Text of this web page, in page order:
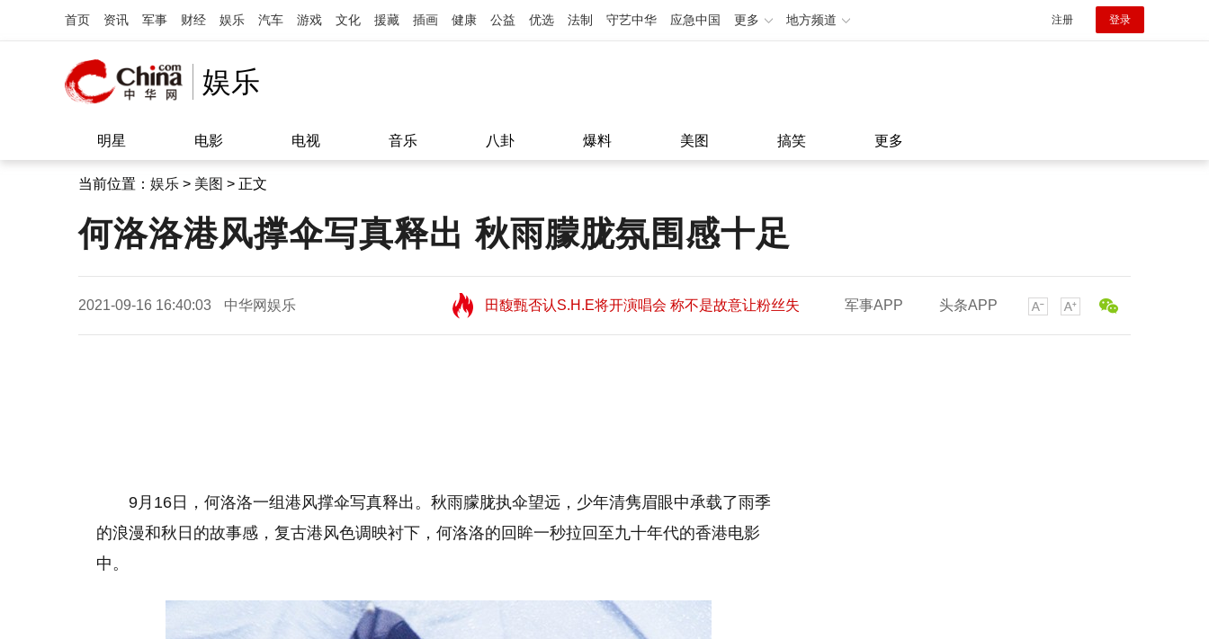
首页 资讯 军事 财经 娱乐 汽车 游戏 文化 援藏 插画 健康 公益 优选 法制 守艺中华 应急中国 更多 地方频道 注册 登录
娱乐
明星 电影 电视 音乐 八卦 爆料 美图 搞笑 更多
当前位置： 娱乐 > 美图 > 正文
何洛洛港风撑伞写真释出 秋雨朦胧氛围感十足
2021-09-16 16:40:03 中华网娱乐
田馥甄否认S.H.E将开演唱会 称不是故意让粉丝失
望11:08
田馥甄否认S.H.E将开演唱会 称不是故意让粉丝失
军事APP 头条APP
9月16日，何洛洛一组港风撑伞写真释出。秋雨朦胧执伞望远，少年清隽眉眼中承载了雨季
的浪漫和秋日的故事感，复古港风色调映衬下，何洛洛的回眸一秒拉回至九十年代的香港电影
中。